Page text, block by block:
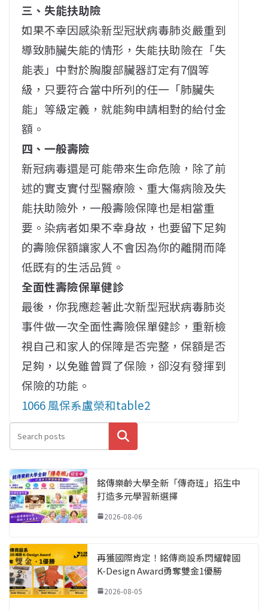
三、失能扶助險
如果不幸因感染新型冠狀病毒肺炎嚴重到
導致肺臟失能的情形，失能扶助險在「失
能表」中對於胸腹部臟器訂定有7個等
級，只要符合當中所列的任一「肺臟失
能」等級定義，就能夠申請相對的給付金
額。
四、一般壽險
新冠病毒還是可能帶來生命危險，除了前
述的實支實付型醫療險、重大傷病險及失
能扶助險外，一般壽險保障也是相當重
要。染病者如果不幸身故，也要留下足夠
的壽險保額讓家人不會因為你的離開而降
低既有的生活品質。
全面性壽險保單健診
最後，你我應趁著此次新型冠狀病毒肺炎
事件做一次全面性壽險保單健診，重新檢
視自己和家人的保障是否完整，保額是否
足夠，以免雖曾買了保險，卻沒有發揮到
保險的功能。
1066 風保系盧榮和table2
搜尋
銘傳樂齡大學全新「傳奇班」招生中
打造多元學習新選擇
2026-08-06
再獲國際肯定！銘傳商設系閃耀韓國
K-Design Award勇奪雙金1優勝
2026-08-05